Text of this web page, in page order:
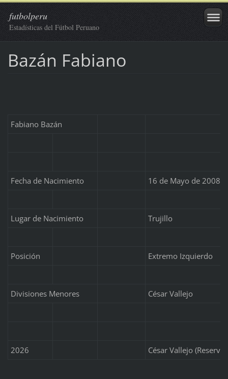
futbolperu
Estadísticas del Fútbol Peruano
Bazán Fabiano
Fabiano Bazán
Fecha de Nacimiento 16 de Mayo de 2008
Lugar de Nacimiento Trujillo
Posición Extremo Izquierdo
Divisiones Menores César Vallejo
2026 César Vallejo (Reserva)